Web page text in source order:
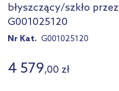
błyszczący/szkło
G001025120
Nr Kat. G001025120
4 579,00 zł